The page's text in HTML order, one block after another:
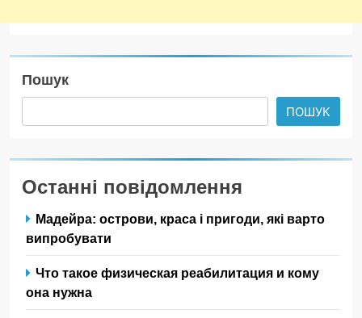
Пошук
ПОШУК
Останні повідомлення
Мадейра: острови, краса і пригоди, які варто
випробувати
Что такое физическая реабилитация и кому
она нужна